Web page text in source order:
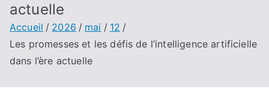
actuelle
Accueil 2026 mai
12
Les promesses et les défis de l’intelligence artificielle
dans l’ère actuelle